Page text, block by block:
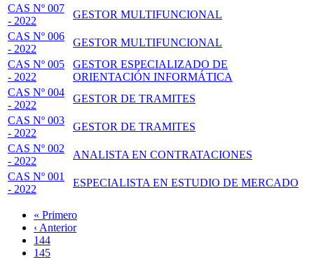
CAS Nº 007
- 2022
GESTOR MULTIFUNCIONAL
CAS Nº 006
- 2022
GESTOR MULTIFUNCIONAL
CAS Nº 005
- 2022
GESTOR ESPECIALIZADO DE
ORIENTACIÓN INFORMÁTICA
CAS Nº 004
- 2022
GESTOR DE TRAMITES
CAS Nº 003
- 2022
GESTOR DE TRAMITES
CAS Nº 002
- 2022
ANALISTA EN CONTRATACIONES
CAS Nº 001
- 2022
ESPECIALISTA EN ESTUDIO DE MERCADO
Paginación
Primera
página
« Primero
Página
anterior
‹ Anterior
Page
144
Page
145